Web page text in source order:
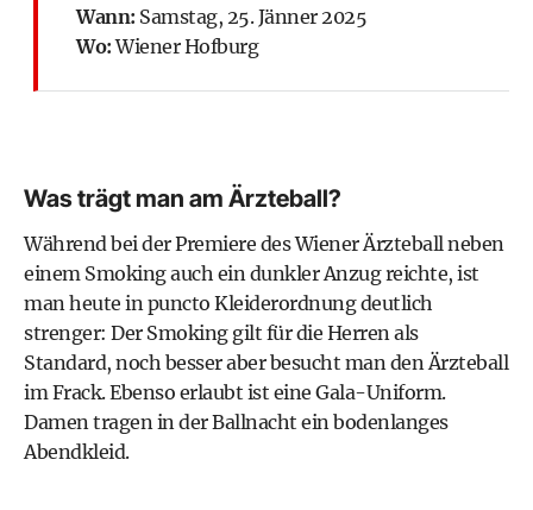
Wann: Samstag, 25. Jänner 2025
Wo:Wiener Hofburg
Was trägt man am Ärzteball?
Während bei der Premiere des Wiener Ärzteball neben
einem Smoking auch ein dunkler Anzug reichte, ist
man heute in puncto Kleiderordnung deutlich
strenger: Der Smoking gilt für die Herren als
Standard, noch besser aber besucht man den Ärzteball
im Frack. Ebenso erlaubt ist eine Gala-Uniform.
Damen tragen in der Ballnacht ein bodenlanges
Abendkleid.